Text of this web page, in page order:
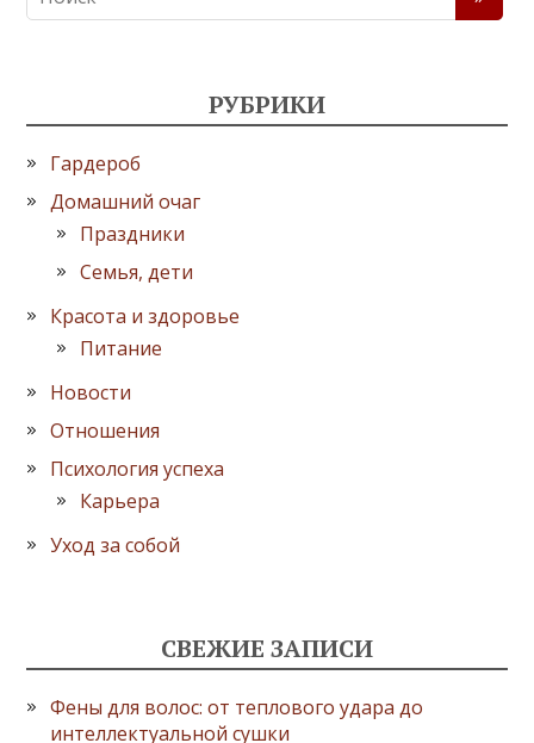
РУБРИКИ
Гардероб
Домашний очаг
Праздники
Семья, дети
Красота и здоровье
Питание
Новости
Отношения
Психология успеха
Карьера
Уход за собой
СВЕЖИЕ ЗАПИСИ
Фены для волос: от теплового удара до
интеллектуальной сушки